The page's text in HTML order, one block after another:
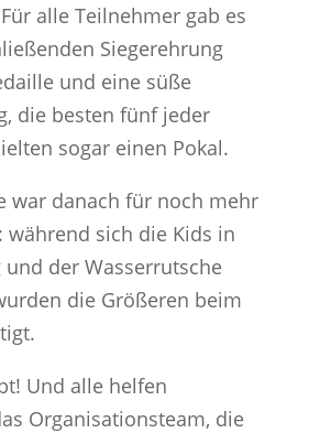
alle Teilnehmer gab es
Siegerehrung
und eine süße
die besten fünf jeder
sogar einen Pokal.
war danach für noch mehr
während sich die Kids in
der Wasserrutsche
die Größeren beim
Und alle helfen
Organisationsteam, die